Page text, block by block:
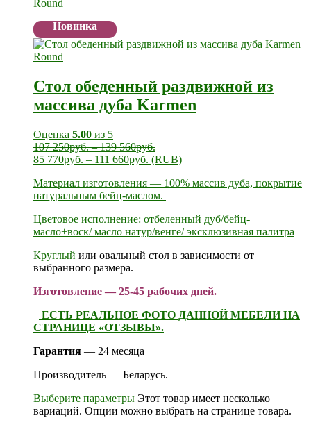
Новинка
Стол обеденный раздвижной из
массива дуба Karmen
Оценка 5.00 из 5
107 250руб.–139 560руб.
85 770руб. – 111 660руб. (RUB)
Материал изготовления — 100% массив дуба, покрытие
натуральным бейц-маслом.
Цветовое исполнение: отбеленный дуб/бейц-
масло+воск/ масло натур/венге/ эксклюзивная палитра
Круглый или овальный стол в зависимости от
выбранного размера.
Изготовление — 25-45 рабочих дней.
ЕСТЬ РЕАЛЬНОЕ ФОТО ДАННОЙ МЕБЕЛИ НА
СТРАНИЦЕ «ОТЗЫВЫ».
Гарантия — 24 месяца
Производитель — Беларусь.
Выберите параметры Этот товар имеет несколько
вариаций. Опции можно выбрать на странице товара.